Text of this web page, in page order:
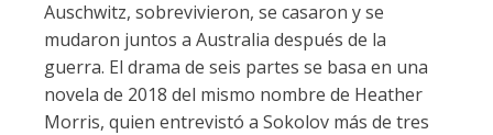
Auschwitz, sobrevivieron, se casaron y se
mudaron juntos a Australia después de la
guerra. El drama de seis partes se basa en una
novela de 2018 del mismo nombre de Heather
Morris, quien entrevistó a Sokolov más de tres